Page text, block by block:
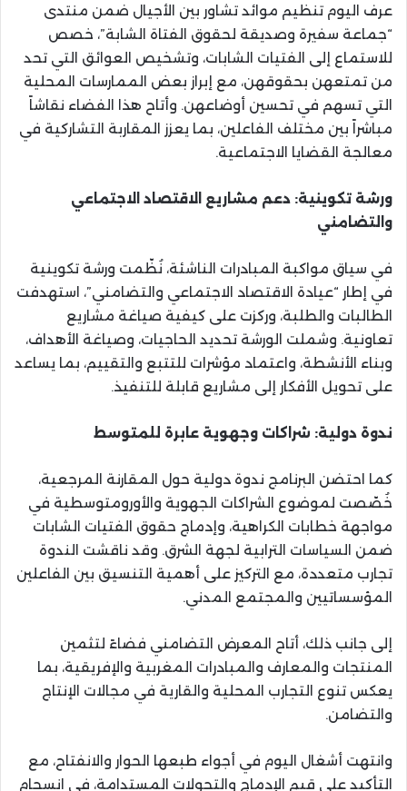
عرف اليوم تنظيم موائد تشاور بين الأجيال ضمن منتدى
“جماعة سفيرة وصديقة لحقوق الفتاة الشابة”، خصص
للاستماع إلى الفتيات الشابات، وتشخيص العوائق التي تحد
من تمتعهن بحقوقهن، مع إبراز بعض الممارسات المحلية
التي تسهم في تحسين أوضاعهن. وأتاح هذا الفضاء نقاشاً
مباشراً بين مختلف الفاعلين، بما يعزز المقاربة التشاركية في
معالجة القضايا الاجتماعية.
ورشة تكوينية: دعم مشاريع الاقتصاد الاجتماعي
والتضامني
في سياق مواكبة المبادرات الناشئة، نُظّمت ورشة تكوينية
في إطار “عيادة الاقتصاد الاجتماعي والتضامني”، استهدفت
الطالبات والطلبة، وركزت على كيفية صياغة مشاريع
تعاونية. وشملت الورشة تحديد الحاجيات، وصياغة الأهداف،
وبناء الأنشطة، واعتماد مؤشرات للتتبع والتقييم، بما يساعد
على تحويل الأفكار إلى مشاريع قابلة للتنفيذ.
ندوة دولية: شراكات وجهوية عابرة للمتوسط
كما احتضن البرنامج ندوة دولية حول المقارنة المرجعية،
خُصّصت لموضوع الشراكات الجهوية والأورومتوسطية في
مواجهة خطابات الكراهية، وإدماج حقوق الفتيات الشابات
ضمن السياسات الترابية لجهة الشرق. وقد ناقشت الندوة
تجارب متعددة، مع التركيز على أهمية التنسيق بين الفاعلين
المؤسساتيين والمجتمع المدني.
إلى جانب ذلك، أتاح المعرض التضامني فضاءً لتثمين
المنتجات والمعارف والمبادرات المغربية والإفريقية، بما
يعكس تنوع التجارب المحلية والقارية في مجالات الإنتاج
والتضامن.
وانتهت أشغال اليوم في أجواء طبعها الحوار والانفتاح، مع
التأكيد على قيم الإدماج والتحولات المستدامة، في انسجام